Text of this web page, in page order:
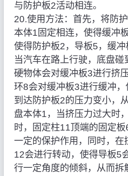
与防护板2活动相连。
20.使用方法：首先，将防
本体1固定相连，使得缓冲
使得防护板2，导板5，缓冲
当汽车在路上行驶，底盘碰
硬物体会对缓冲板3进行挤
环8会对缓冲板3进行缓冲，
到达防护板2的压力变小，
盘本体1，当挤压力过大时
时，固定柱11顶端的固定
一定的保护作用，同时，在
12会进行转动，使得导板5
行一定角度的倾斜，从而拆